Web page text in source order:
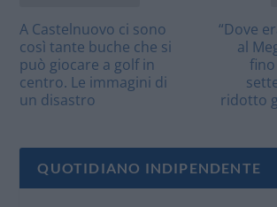
A Castelnuovo ci sono
così tante buche che si
può giocare a golf in
centro. Le immagini di
un disastro
“Dove
al
ridotto
QUOTIDIANO INDIPENDENTE